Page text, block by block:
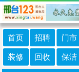
首页 招聘 门市
装修 回收 保洁